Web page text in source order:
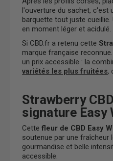
l'ouverture du sachet, c'est
barquette tout juste cueillie.
en moment léger et acidulé.
Si CBD.fr a retenu cette
marque française
un prix accessible : la
variétés les plus fruitées,
Strawberry
signature Easy
Cettefleur de CBD Easy
soutenue par une
gourmandise et belle
accessible.